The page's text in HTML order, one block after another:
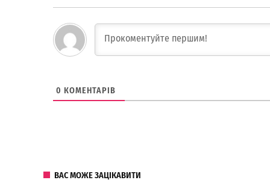
0 КОМЕНТАРІВ
ВАС МОЖЕ ЗАЦІКАВИТИ